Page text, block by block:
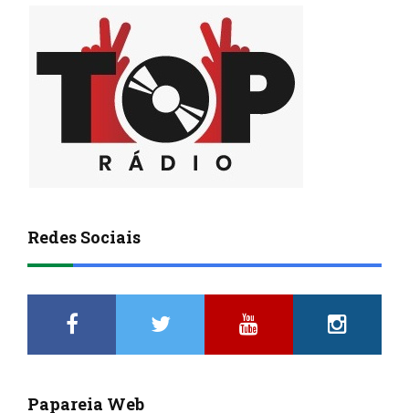
Redes Sociais
Papareia Web